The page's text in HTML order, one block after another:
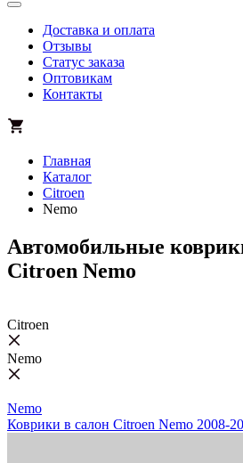
Доставка и оплата
Отзывы
Статус заказа
Оптовикам
Контакты
Главная
Каталог
Citroen
Nemo
Автомобильные
Citroen Nemo
Citroen
Nemo
Nemo
Коврики в салон Citroen Nemo 2008-